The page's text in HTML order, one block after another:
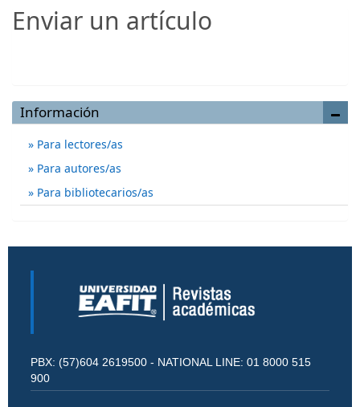
Enviar un artículo
Información
Para lectores/as
Para autores/as
Para bibliotecarios/as
PBX: (57)604 2619500 - NATIONAL LINE: 01 8000 515
900